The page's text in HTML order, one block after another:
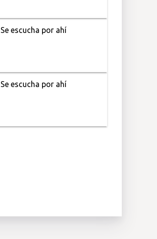
Se escucha por ahí
Se escucha por ahí